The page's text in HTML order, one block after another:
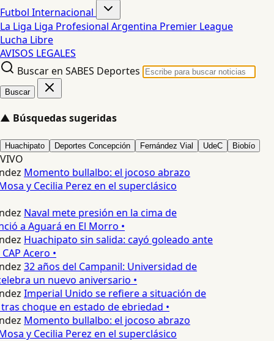
Futbol Internacional
La Liga Liga Profesional Argentina Premier League
Lucha Libre
AVISOS LEGALES
Buscar en SABES Deportes
Buscar
▲ Búsquedas sugeridas
Huachipato Deportes Concepción Fernández Vial UdeC Biobío
VIVO
Momento bullalbo: el jocoso abrazo
y Cecilia Perez en el superclásico
Naval mete presión en la cima de
a Aguará en El Morro •
Huachipato sin salida: cayó goleado ante
Acero •
32 años del Campanil: Universidad de
un nuevo aniversario •
Imperial Unido se refiere a situación de
choque en estado de ebriedad •
Momento bullalbo: el jocoso abrazo
y Cecilia Perez en el superclásico